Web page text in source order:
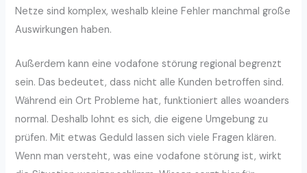
Netze sind komplex, weshalb kleine Fehler manchmal große
Auswirkungen haben.
Außerdem kann eine vodafone störung regional begrenzt
sein. Das bedeutet, dass nicht alle Kunden betroffen sind.
Während ein Ort Probleme hat, funktioniert alles woanders
normal. Deshalb lohnt es sich, die eigene Umgebung zu
prüfen. Mit etwas Geduld lassen sich viele Fragen klären.
Wenn man versteht, was eine vodafone störung ist, wirkt